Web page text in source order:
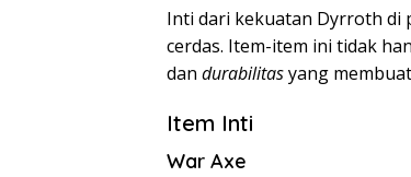
Inti dari kekuatan Dyrroth di
cerdas. Item-item ini tidak
dan durabilitasyang
Item Inti
War Axe